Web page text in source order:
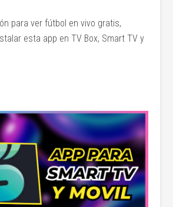
para ver fútbol en vivo gratis,
esta app en TV Box, Smart TV y